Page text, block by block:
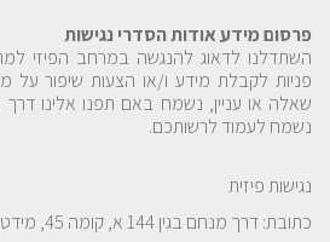
פרסום מידע אודות הסדרי נגישות
השתדלנו לדאוג להנגשה במרחב הפיזי
פניות לקבלת מידע ו/או הצעות שיפור
שאלה או עניין, נשמח באם תפנו אלינו
נשמח לעמוד לרשותכם.
נגישות פיזית
כתובת: דרך מנחם בגין 144 א, קומה 45, מידטאון, תל אביב